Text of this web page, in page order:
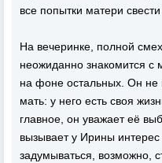
все попытки матери
На вечеринке, полной
неожиданно знакомится с
на фоне остальных. Он не
мать: у него есть своя
главное, он уважает её
вызывает у Ирины
задумываться, возможно,